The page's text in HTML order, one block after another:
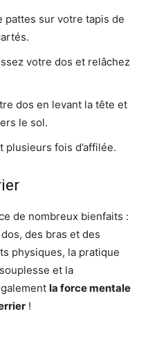
pattes sur votre tapis de
votre dos et relâchez
dos en levant la tête et
le sol.
fois d’affilée.
de nombreux bienfaits :
des bras et des
physiques, la pratique
et la
la force mentale
!